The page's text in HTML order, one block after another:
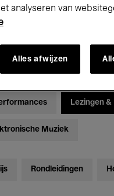
Lezingen
Muziek
Rondleidingen
analyseren van
Alles afwijzen